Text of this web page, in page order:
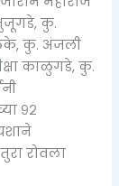
भुजूगडे, कु.
कु. अंजली
काळुगडे, कु.
९२
रोवला